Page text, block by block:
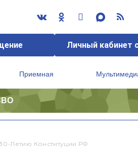
Личный кабинет
Приемная
Летию Конституции РФ